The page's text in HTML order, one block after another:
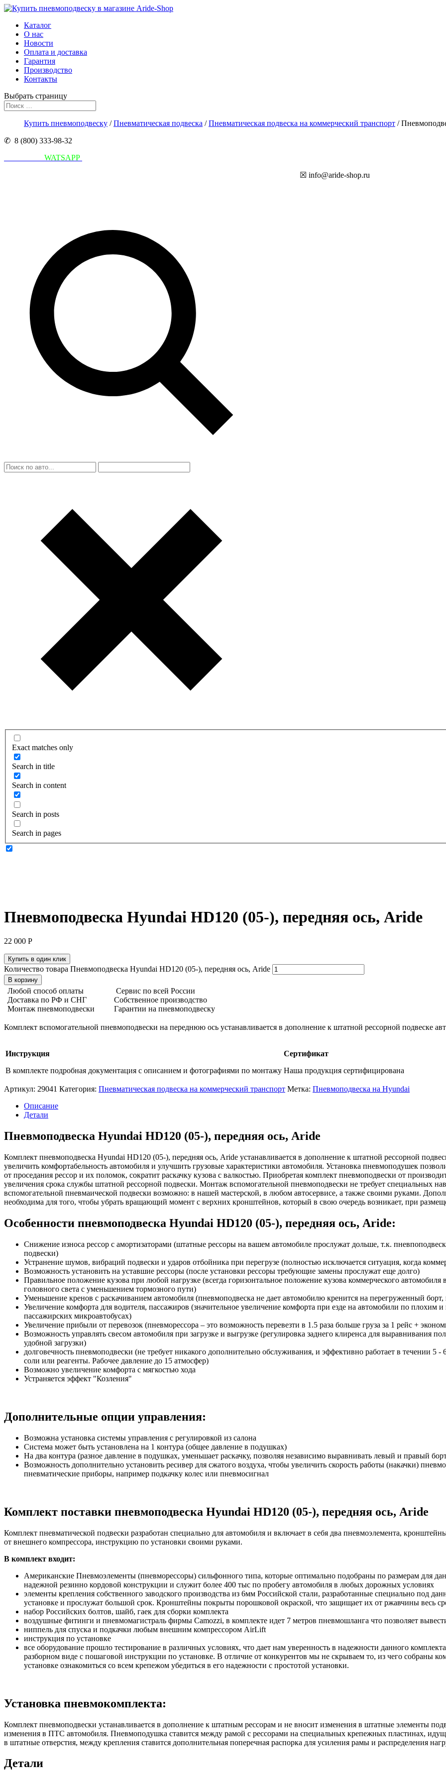
Каталог
О нас
Новости
Оплата и доставка
Гарантия
Производство
Контакты
Выбрать страницу
Купить пневмоподвеску /Пневматическая подвеска /Пневматическая подвеска на коммерческий транспорт /
✆ 8 (800) 333-98-32
WATSAPP
☒ info@aride-shop.ru
Exact matches only
Search in title
Search in content
Search in posts
Search in pages
Пневмоподвеска Hyundai HD120 (05-), передняя ось, Aride
22 000 Р
Купить в один клик
Количество товара Пневмоподвеска Hyundai HD120 (05-), передняя ось, Aride
В корзину
Любой способ оплаты
Доставка по РФ и СНГ
Монтаж пневмоподвески
Сервис по всей России
Собственное производство
Гарантии на пневмоподвеску
Комплект вспомогательной пневмоподвески на переднюю ось устанавливается в дополнение к штатной рессорной подвеске
Инструкция
В комплекте подробная документация с описанием и фотографиями по монтажу
Сертификат
Наша продукция сертифицирована
Артикул: 29041 Категория: Пневматическая подвеска на коммерческий транспорт Метка: Пневмоподвеска на Hyundai
Описание
Детали
Пневмоподвеска Hyundai HD120 (05-), передняя ось, Aride
Комплект пневмоподвеска Hyundai HD120 (05-), передняя ось, Aride устанавливается в дополнение к штатной рессорной
увеличить комфортабельность автомобиля и улучшить грузовые характеристики автомобиля. Установка пневмоподушек
от проседания рессор и их поломок, сократит раскачку кузова с валкостью. Приобретая комплект пневмоподвески от
увеличения срока службы штатной рессорной подвески. Монтаж вспомогательной пневмоподвески не требует специальных
вспомогательной пневмаической подвески возможно: в нашей мастерской, в любом автосервисе, а также своими руками.
необходима для того, чтобы убрать вращающий момент с верхних кронштейнов, который в свою очередь возникает, при
Особенности пневмоподвеска Hyundai HD120 (05-), передняя ось, Aride:
Снижение износа рессор с амортизаторами (штатные рессоры на вашем автомобиле прослужат дольше, т.к.
подвески)
Устранение шумов, вибраций подвески и ударов отбойника при перегрузе (полностью исключается ситуация, когда
Возможность установить на уставшие рессоры (после установки рессоры требующие замены прослужат еще долго)
Правильное положение кузова при любой нагрузке (всегда горизонтальное положение кузова коммерческого автомобиля
головного света с уменьшением тормозного пути)
Уменьшение кренов с раскачиванием автомобиля (пневмоподвеска не дает автомобилю кренится на перегруженный
Увеличение комфорта для водителя, пассажиров (значительное увеличение комфорта при езде на автомобили по плохим
пассажирских микроавтобусах)
Увеличение прибыли от перевозок (пневморессора – это возможность перевезти в 1.5 раза больше груза за 1 рейс +
Возможность управлять свесом автомобиля при загрузке и выгрузке (регулировка заднего клиренса для выравнивания
удобной загрузки)
долговечность пневмоподвески (не требует никакого дополнительно обслуживания, и эффективно работает в течении 5
соли или реагенты. Рабочее давление до 15 атмосфер)
Возможно увеличение комфорта с мягкостью хода
Устраняется эффект "Козления"
Дополнительные опции управления:
Возможна установка системы управления с регулировкой из салона
Система может быть установлена на 1 контура (общее давление в подушках)
На два контура (разное давление в подушках, уменьшает раскачку, позволяя независимо выравнивать левый и правый
Возможность дополнительно установить ресивер для сжатого воздуха, чтобы увеличить скорость работы (накачки)
пневматические приборы, например подкачку колес или пневмосигнал
Комплект поставки пневмоподвеска Hyundai HD120 (05-), передняя ось, Aride
Комплект пневматической подвески разработан специально для автомобиля и включает в себя два пневмоэлемента,
от внешнего компрессора, инструкцию по установки своими руками.
В комплект входит:
Американские Пневмоэлементы (пневморессоры) сильфонного типа, которые оптимально подобраны по размерам для
надежной резинно кордовой конструкции и служит более 400 тыс по пробегу автомобиля в любых дорожных условиях
элементы крепления собственного заводского производства из 6мм Российской стали, разработанные специально под
установке и прослужат большой срок. Кронштейны покрыты порошковой окраской, что защищает их от ржавчины весь
набор Российских болтов, шайб, гаек для сборки комплекта
воздушные фитинги и пневмомагистраль фирмы Camozzi, в комплекте идет 7 метров пневмошланга что позволяет
ниппель для спуска и подкачки любым внешним компрессором AirLift
инструкция по установке
все оборудование прошло тестирование в различных условиях, что дает нам уверенность в надежности данного
разборном виде с пошаговой инструкции по установке. В отличие от конкурентов мы не скрываем то, из чего собраны
установке ознакомиться со всем крепежом убедиться в его надежности с простотой установки.
Установка пневмокомплекта:
Комплект пневмоподвески устанавливается в дополнение к штатным рессорам и не вносит изменения в штатные элементы
изменения в ПТС автомобиля. Пневмоподушка ставится между рамой с рессорами на специальных крепежных пластинах,
в штатные отверстия, между крепления ставится дополнительная поперечная распорка для усиления рамы и распределения
Детали